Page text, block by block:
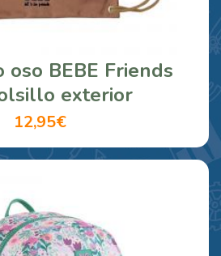
oso BEBE Friends
exterior
12,95€